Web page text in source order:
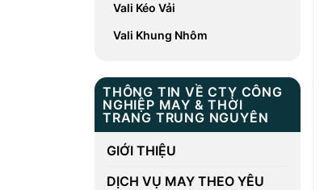
Vali Kéo Vải
Vali Khung Nhôm
THÔNG TIN VỀ CTY CÔNG
NGHIỆP MAY & THỜI
TRANG TRUNG NGUYÊN
GIỚI THIỆU
DỊCH VỤ MAY THEO YÊU